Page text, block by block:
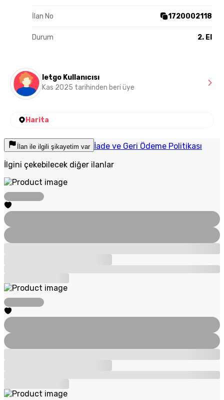
İlan No 1720002118
Durum 2. El
letgo Kullanıcısı
Kas 2025 tarihinden beri üye
Harita
İlan ile ilgili şikayetim var İade ve Geri Ödeme Politikası
İlgini çekebilecek diğer ilanlar